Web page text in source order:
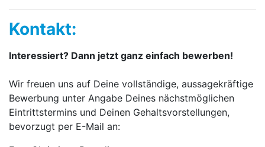
Kontakt:
Interessiert? Dann jetzt ganz einfach bewerben!
Wir freuen uns auf Deine vollständige, aussagekräftige
Bewerbung unter Angabe Deines nächstmöglichen
Eintrittstermins und Deinen Gehaltsvorstellungen,
bevorzugt per E-Mail an: